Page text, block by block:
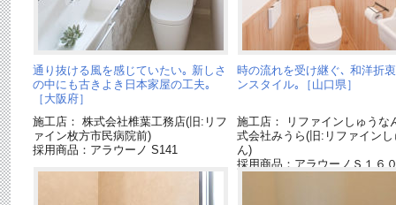
通り抜ける風を感じていたい｡ 新しさ
の中にも古きよき日本家屋の工夫｡
［大阪府］
施工店： 株式会社椎葉工務店(旧:リフ
ァイン枚方市民病院前)
採用商品：アラウーノ S141
時の流れを受け継ぐ､ 和洋折
ンスタイル｡［山口県］
施工店： リファインしゅう
式会社みうら(旧:リファインし
ん)
採用商品：アラウーノＳ１６